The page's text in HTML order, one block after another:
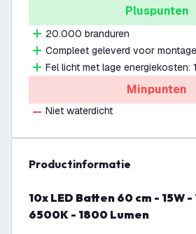
Pluspunten
20.000 branduren
Compleet geleverd voor montage
Fel licht met lage energiekosten:
Minpunten
Niet waterdicht
productinformatie
10x LED Batten 60 cm - 15W - 120lm/W -
6500K - 1800 Lumen